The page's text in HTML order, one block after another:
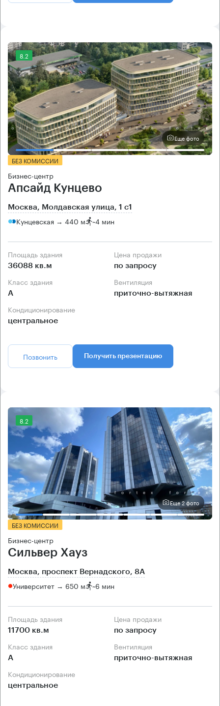
8.2
Еще фото
БЕЗ КОМИССИИ
Бизнес-центр
Апсайд Кунцево
Москва, Молдавская улица, 1 с1
Кунцевская → 440 м ~4 мин
Площадь здания
36088 кв.м
Цена продажи
по запросу
Класс здания
А
Вентиляция
приточно-вытяжная
Кондиционирование
центральное
Позвонить Получить презентацию
8.2
Еще 2 фото
БЕЗ КОМИССИИ
Бизнес-центр
Сильвер Хауз
Москва, проспект Вернадского, 8А
Университет → 650 м ~6 мин
Площадь здания
11700 кв.м
Цена продажи
по запросу
Класс здания
А
Вентиляция
приточно-вытяжная
Кондиционирование
центральное